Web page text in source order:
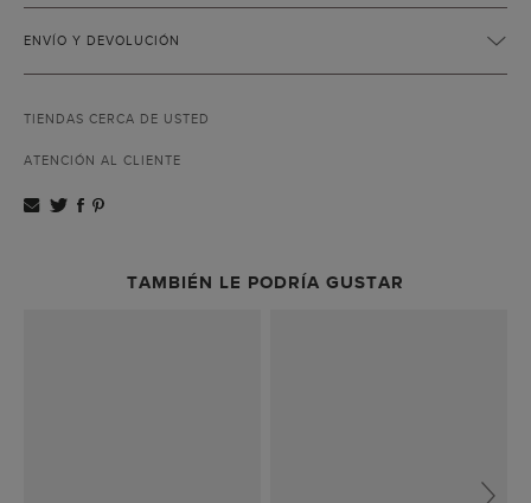
ENVÍO Y DEVOLUCIÓN
TIENDAS CERCA DE USTED
ATENCIÓN AL CLIENTE
TAMBIÉN LE PODRÍA GUSTAR